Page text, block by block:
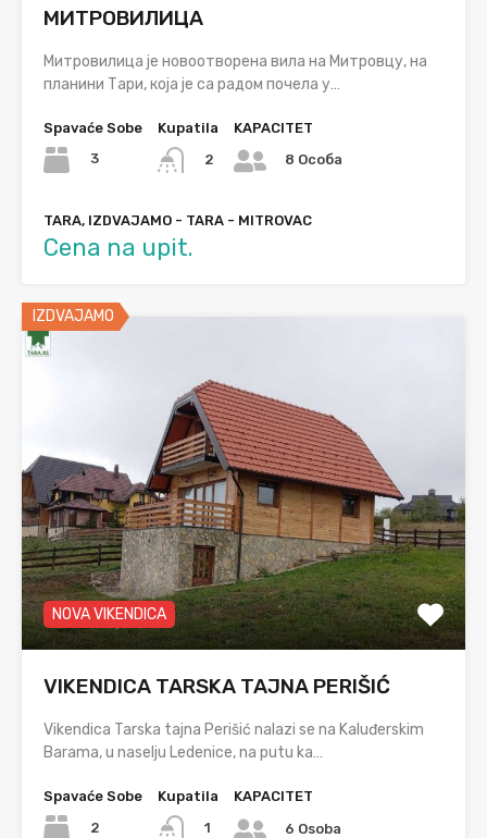
МИТРОВИЛИЦА
Митровилица је новоотворена вила на Митровцу, на
планини Тари, која је са радом почела у…
Spavaće Sobe
3
Kupatila
2
KAPACITET
8 Особа
TARA, IZDVAJAMO - TARA - MITROVAC
Cena na upit.
IZDVAJAMO
NOVA VIKENDICA
VIKENDICA TARSKA TAJNA PERIŠIĆ
Vikendica Tarska tajna Perišić nalazi se na Kaluđerskim
Barama, u naselju Ledenice, na putu ka…
Spavaće Sobe
2
Kupatila
1
KAPACITET
6 Osoba